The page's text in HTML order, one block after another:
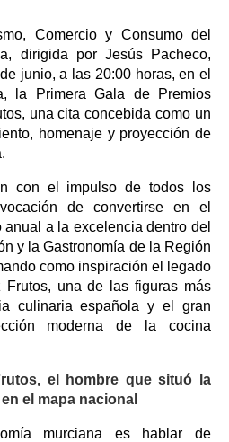
Comercio y Consumo del
dirigida por Jesús Pacheco,
junio, a las 20:00 horas, en el
la Primera Gala de Premios
una cita concebida como un
homenaje y proyección de
con el impulso de todos los
de convertirse en el
a la excelencia dentro del
y la Gastronomía de la Región
como inspiración el legado
Frutos, una de las figuras más
culinaria española y el gran
moderna de la cocina
el hombre que situó la
el mapa nacional
murciana es hablar de